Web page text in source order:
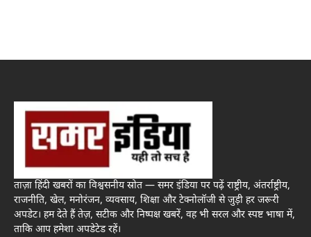
ताज़ा हिंदी खबरों का विश्वसनीय स्रोत — समर इंडिया पर पढ़ें राष्ट्रीय, अंतर्राष्ट्रीय,
राजनीति, खेल, मनोरंजन, व्यवसाय, शिक्षा और टेक्नोलॉजी से जुड़ी हर जरूरी
अपडेट। हम देते हैं तेज़, सटीक और निष्पक्ष खबरें, वह भी सरल और स्पष्ट भाषा में,
ताकि आप हमेशा अपडेटेड रहें।